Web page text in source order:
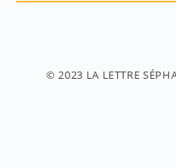
© 2023 LA LETTRE